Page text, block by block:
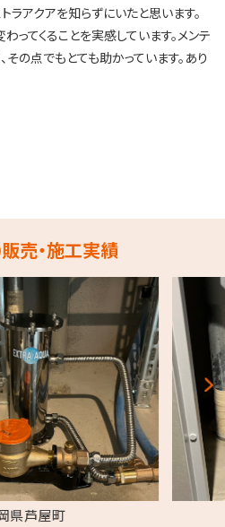
ラアクアを知らずにいたと思います。
てくることを実感しています。メンテ
の点でもとても助かっています。あり
売・施工実績
県芦屋町